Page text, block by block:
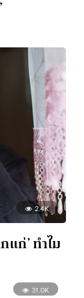
2.4K
ก่’ ทำไม
31.0K